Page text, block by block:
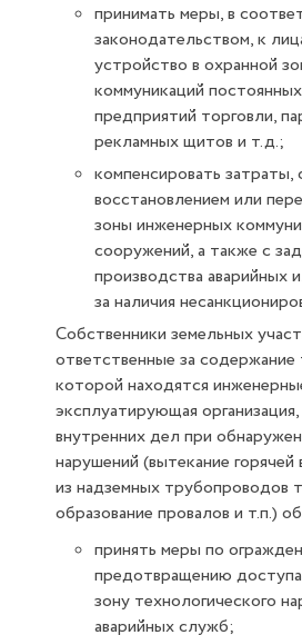
принимать меры, в
законодательством, к
устройство в охранной
коммуникаций
предприятий торговли,
рекламных щитов и т.д.;
компенсировать затраты,
восстановлением или
зоны инженерных
сооружений, а также с
производства аварийных
за наличия
Собственники земельных
ответственные за содержание
которой находятся
эксплуатирующая
внутренних дел при
нарушений (вытекание
из надземных трубопроводов
образование провалов и т.п.)
принять меры по
предотвращению
зону технологического
аварийных служб;